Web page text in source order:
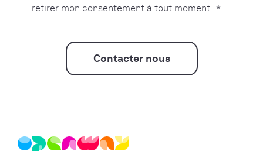
retirer mon consentement à tout moment. *